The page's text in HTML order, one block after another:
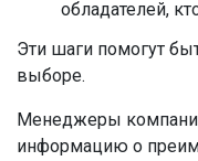
обладателей,
Эти шаги помогут
выборе.
Менеджеры
информацию о